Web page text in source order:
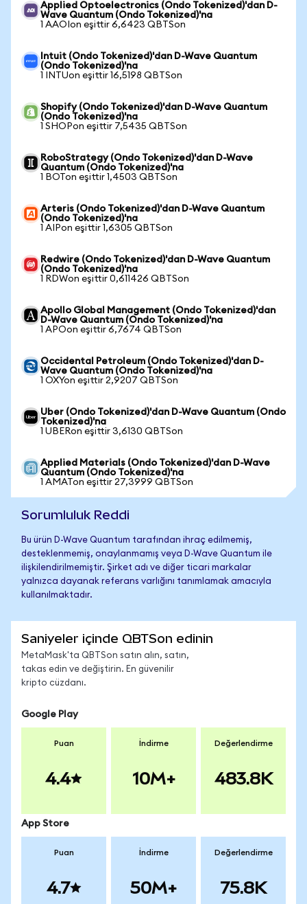
Applied Optoelectronics (Ondo Tokenized)'dan D-
Wave Quantum (Ondo Tokenized)'na
1 AAOIon eşittir 6,6423 QBTSon
Intuit (Ondo Tokenized)'dan D-Wave Quantum
(Ondo Tokenized)'na
1 INTUon eşittir 16,5198 QBTSon
Shopify (Ondo Tokenized)'dan D-Wave Quantum
(Ondo Tokenized)'na
1 SHOPon eşittir 7,5435 QBTSon
RoboStrategy (Ondo Tokenized)'dan D-Wave
Quantum (Ondo Tokenized)'na
1 BOTon eşittir 1,4503 QBTSon
Arteris (Ondo Tokenized)'dan D-Wave Quantum
(Ondo Tokenized)'na
1 AIPon eşittir 1,6305 QBTSon
Redwire (Ondo Tokenized)'dan D-Wave Quantum
(Ondo Tokenized)'na
1 RDWon eşittir 0,611426 QBTSon
Apollo Global Management (Ondo Tokenized)'dan
D-Wave Quantum (Ondo Tokenized)'na
1 APOon eşittir 6,7674 QBTSon
Occidental Petroleum (Ondo Tokenized)'dan D-
Wave Quantum (Ondo Tokenized)'na
1 OXYon eşittir 2,9207 QBTSon
Uber (Ondo Tokenized)'dan D-Wave Quantum (Ondo
Tokenized)'na
1 UBERon eşittir 3,6130 QBTSon
Applied Materials (Ondo Tokenized)'dan D-Wave
Quantum (Ondo Tokenized)'na
1 AMATon eşittir 27,3999 QBTSon
Sorumluluk Reddi
Bu ürün D-Wave Quantum tarafından ihraç edilmemiş,
desteklenmemiş, onaylanmamış veya D-Wave Quantum ile
ilişkilendirilmemiştir. Şirket adı ve diğer ticari markalar
yalnızca dayanak referans varlığını tanımlamak amacıyla
kullanılmaktadır.
Saniyeler içinde QBTSon edinin
MetaMask'ta QBTSon satın alın, satın,
takas edin ve değiştirin. En güvenilir
kripto cüzdanı.
Google Play
Puan
4.4
İndirme
10M+
Değerlendirme
483.8K
App Store
Puan
4.7
İndirme
50M+
Değerlendirme
75.8K